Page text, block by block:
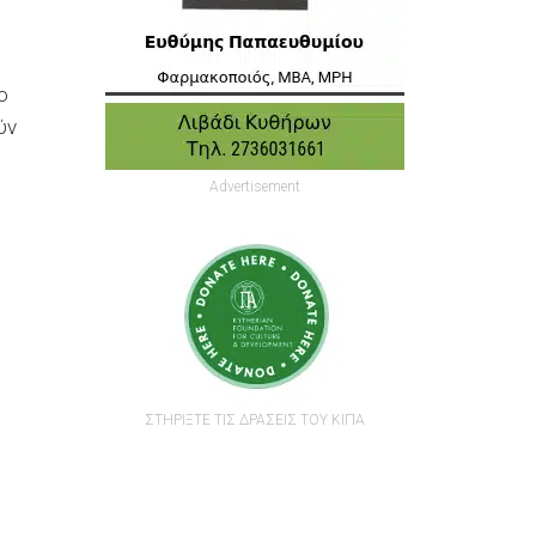
Advertisement
ΣΤΗΡΙΞΤΕ ΤΙΣ ΔΡΑΣΕΙΣ ΤΟΥ ΚΙΠΑ